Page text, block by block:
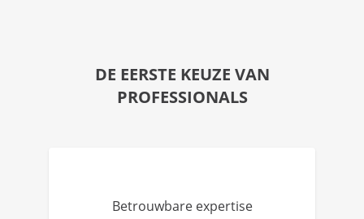
DE EERSTE KEUZE VAN
PROFESSIONALS
Betrouwbare expertise